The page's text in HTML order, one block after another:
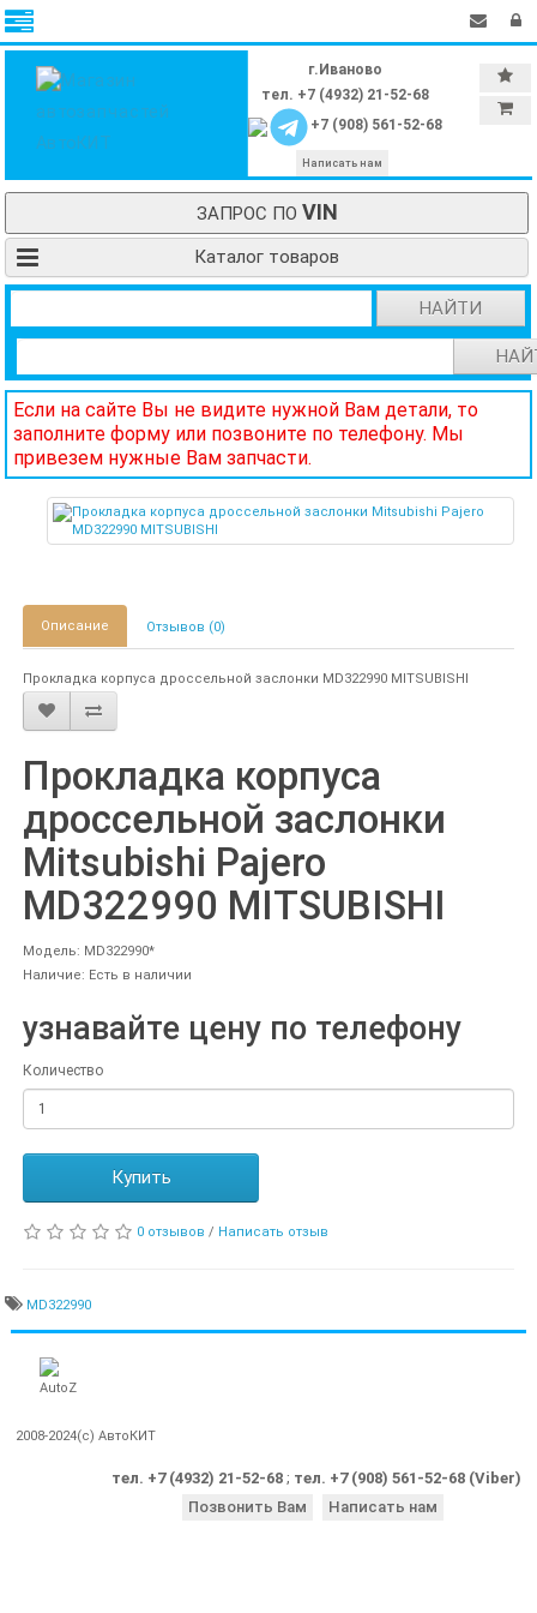
г.Иваново
тел. +7 (4932) 21-52-68
+7 (908) 561-52-68
Написать нам
ЗАПРОС ПО VIN
Каталог товаров
НАЙТИ
Если на сайте Вы не видите нужной Вам детали, то
заполните форму или позвоните по телефону. Мы
привезем нужные Вам запчасти.
Описание Отзывов (0)
Прокладка корпуса дроссельной заслонки MD322990 MITSUBISHI
Прокладка корпуса
дроссельной заслонки
Mitsubishi Pajero
MD322990 MITSUBISHI
Модель: MD322990*
Наличие: Есть в наличии
узнавайте цену по телефону
Количество
Купить
0 отзывов / Написать отзыв
MD322990
2008-2024(c) АвтоКИТ
тел. +7 (4932) 21-52-68 ; тел. +7 (908) 561-52-68 (Viber)
Позвонить Вам
Написать нам